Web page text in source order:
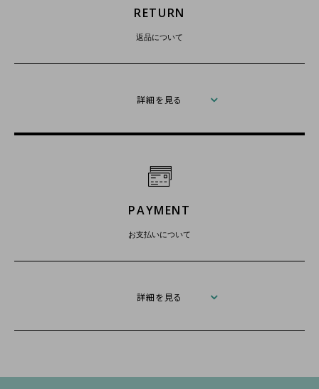
RETURN
返品について
詳細を見る
PAYMENT
お支払いについて
詳細を見る